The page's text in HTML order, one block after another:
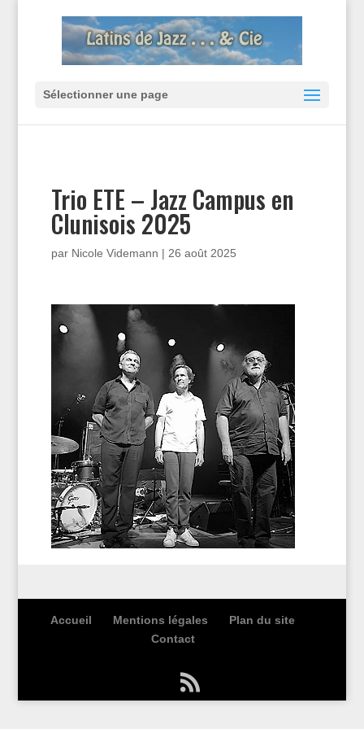
Sélectionner une page
Trio ETE – Jazz Campus en
Clunisois 2025
par Nicole Videmann | 26 août 2025
Accueil Mentions légales
Plan du site
Contact